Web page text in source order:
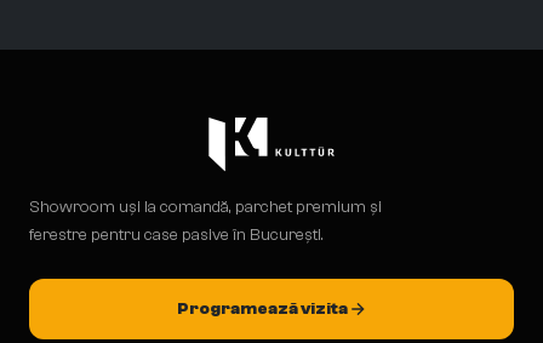
Showroom uși la comandă, parchet premium și
ferestre pentru case pasive în București.
Programează vizita